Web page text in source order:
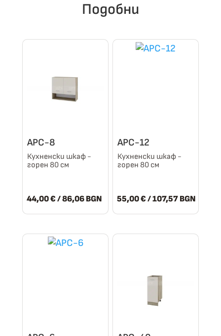
Подобни
АРС-8
Кухненски шкаф -
горен 80 см
44,00€ / 86,06 BGN
АРС-12
Кухненски шкаф -
горен 80 см
55,00€ / 107,57 BGN